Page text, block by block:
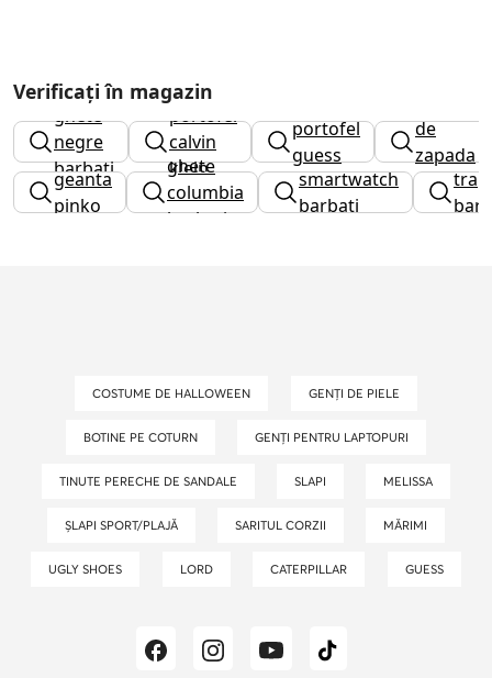
Verificați în magazin
ghete
negre
barbati
portofel
calvin
klein
portofel
guess
de
zapada
fete
geanta
pinko
ghete
columbia
barbati
smartwatch
barbati
COSTUME DE HALLOWEEN GENȚI DE PIELE
BOTINE PE COTURN GENȚI PENTRU LAPTOPURI
TINUTE PERECHE DE SANDALE SLAPI MELISSA
ȘLAPI SPORT/PLAJĂ SARITUL CORZII MĂRIMI
UGLY SHOES LORD CATERPILLAR GUESS